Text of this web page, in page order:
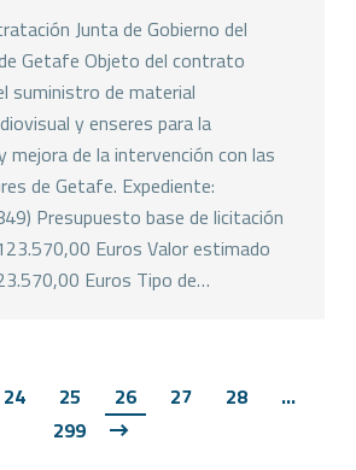
Junta de Gobierno del
Getafe Objeto del contrato
suministro de material
y enseres para la
mejora de la intervención con las
de Getafe. Expediente:
Presupuesto base de licitación
Euros Valor estimado
Euros Tipo de…
24 25 26 27 28
…
299